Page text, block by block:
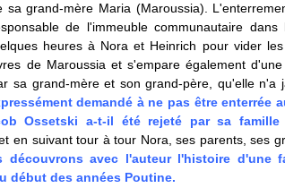
grand-mère Maria (Maroussia).
de l'immeuble communautaire dans
heures à Nora et Heinrich pour vider les
de Maroussia et s'empare également
sa grand-mère et son grand-père, qu'elle n'a
demandé à ne pas être enterrée
Ossetski a-t-il été rejeté par sa
en suivant tour à tour Nora, ses parents, ses
découvrons avec l'auteur l'histoire d'une
début des années Poutine.